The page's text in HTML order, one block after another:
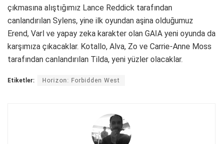
çıkmasına alıştığımız Lance Reddick tarafından
canlandırılan Sylens, yine ilk oyundan aşina olduğumuz
Erend, Varl ve yapay zeka karakter olan GAIA yeni oyunda da
karşımıza çıkacaklar. Kotallo, Alva, Zo ve Carrie-Anne Moss
tarafından canlandırılan Tilda, yeni yüzler olacaklar.
Etiketler: Horizon: Forbidden West